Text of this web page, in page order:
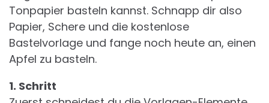
Tonpapier basteln kannst. Schnapp dir also
Papier, Schere und die kostenlose
Bastelvorlage und fange noch heute an, einen
Apfel zu basteln.
1. Schritt